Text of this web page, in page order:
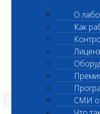
Независимая
О
Как
СМИ о